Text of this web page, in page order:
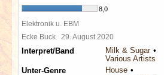
8,0
Elektronik u. EBM
Ecke Buck 29. August 2020
Interpret/Band
Milk & Sugar
Various Artists
Unter-Genre
House